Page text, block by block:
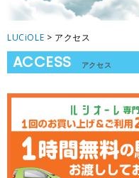
LUCiOLE > アクセス
ACCESS アクセス